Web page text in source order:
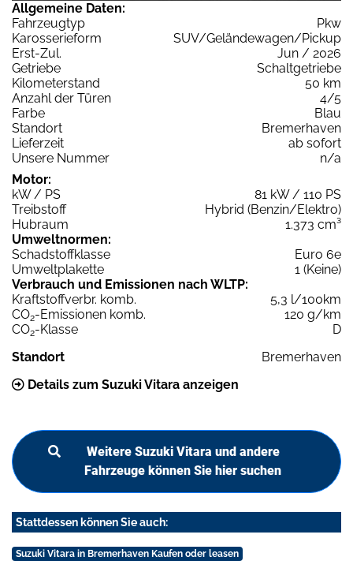
Allgemeine Daten:
Fahrzeugtyp
Pkw
Karosserieform
SUV/Geländewagen/Pickup
Erst-Zul.
Jun / 2026
Getriebe
Schaltgetriebe
Kilometerstand
50 km
Anzahl der Türen
4/5
Farbe
Blau
Standort
Bremerhaven
Lieferzeit
ab sofort
Unsere Nummer
n/a
Motor:
kW / PS
81 kW / 110 PS
Treibstoff
Hybrid (Benzin/Elektro)
Hubraum
1.373 cm³
Umweltnormen:
Schadstoffklasse
Euro 6e
Umweltplakette
1 (Keine)
Verbrauch und Emissionen nach WLTP:
Kraftstoffverbr. komb.
5,3 l/100km
CO2-Emissionen komb.
120 g/km
CO2-Klasse
D
Standort
Bremerhaven
Details zum Suzuki Vitara anzeigen
Weitere Suzuki Vitara und andere
Fahrzeuge können Sie hier suchen
Stattdessen können Sie auch:
Suzuki Vitara in Bremerhaven Kaufen oder leasen